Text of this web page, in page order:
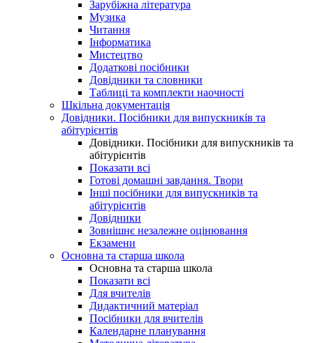
Зарубіжна література
Музика
Читання
Інформатика
Мистецтво
Додаткові посібники
Довідники та словники
Таблиці та комплекти наочності
Шкільна документація
Довідники. Посібники для випускників та
абітурієнтів
Довідники. Посібники для випускників та
абітурієнтів
Показати всі
Готові домашні завдання. Твори
Інші посібники для випускників та
абітурієнтів
Довідники
Зовнішнє незалежне оцінювання
Екзамени
Основна та старша школа
Основна та старша школа
Показати всі
Для вчителів
Дидактичний матеріал
Посібники для вчителів
Календарне планування